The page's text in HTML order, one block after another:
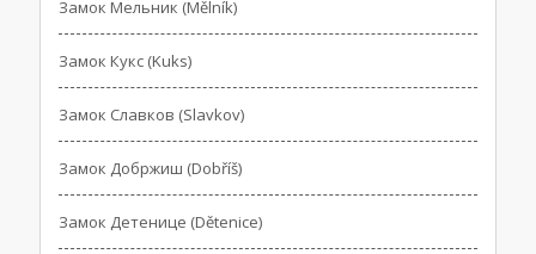
Замок Мельник (Mělník)
Замок Кукс (Kuks)
Замок Славков (Slavkov)
Замок Добржиш (Dobříš)
Замок Детенице (Dětenice)